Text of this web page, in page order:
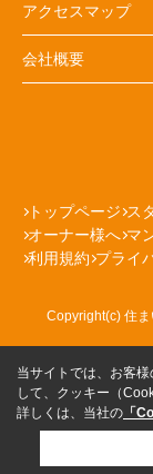
アクセスマップ
会社概要
トップページ ス
オーナー様へ マ
利用規約 プライ
Copyright(c) 住
当サイトでは、お客
して、クッキー（
詳しくは、当社の 「